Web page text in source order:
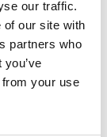
our traffic.
of our site with
partners who
your use
critico“La
creativa”,
che